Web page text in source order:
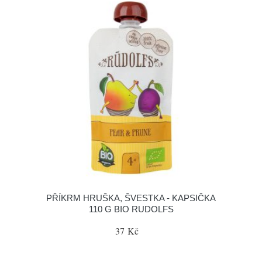
PŘÍKRM HRUŠKA, ŠVESTKA - KAPSIČKA
110 G BIO RUDOLFS
37 Kč